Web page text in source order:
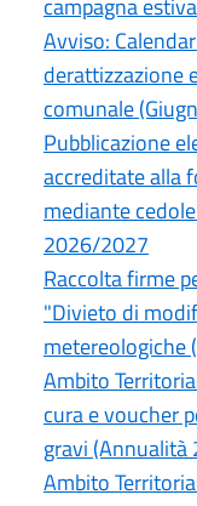
Avviso:
derattizzazione
comunale
Pubblicazione
accreditate alla
mediante
2026/2027
Raccolta firme
"Divieto di
metereologiche
Ambito
cura e voucher
gravi (Annualità
Ambito